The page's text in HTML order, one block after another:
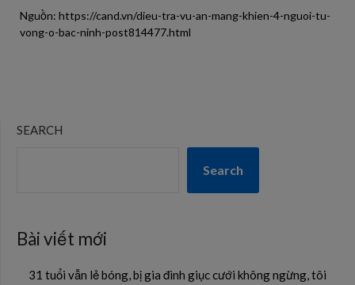
Nguồn: https://cand.vn/dieu-tra-vu-an-mang-khien-4-nguoi-tu-
vong-o-bac-ninh-post814477.html
SEARCH
Search
Bài viết mới
31 tuổi vẫn lẻ bóng, bị gia đình giục cưới không ngừng, tôi